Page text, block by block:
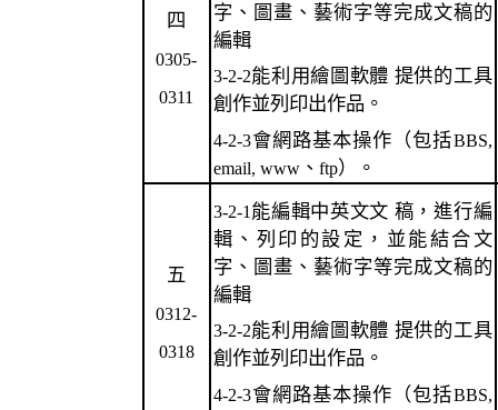
四
0305-
0311
字、圖畫、藝術字等完成文稿的
編輯
3-2-2能利用繪圖軟體 提供的工具
創作並列印出作品。
4-2-3會網路基本操作（包括BBS,
email, www、 ftp）。
五
0312-
0318
3-2-1 能編輯中英文文 稿，進行編
輯、列印的設定，並能結合文
字、圖畫、藝術字等完成文稿的
編輯
3-2-2能利用繪圖軟體 提供的工具
創作並列印出作品。
4-2-3會網路基本操作（包括BBS,